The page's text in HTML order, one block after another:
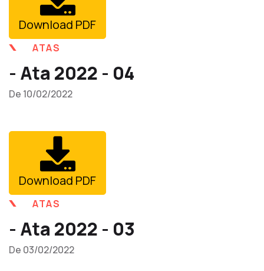
Download PDF
ATAS
- Ata 2022 - 04
De 10/02/2022
Download PDF
ATAS
- Ata 2022 - 03
De 03/02/2022